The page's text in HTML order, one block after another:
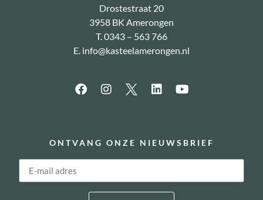
Drostestraat 20
3958 BK Amerongen
T. 0343 – 563 766
E. info@kasteelamerongen.nl
ONTVANG ONZE NIEUWSBRIEF